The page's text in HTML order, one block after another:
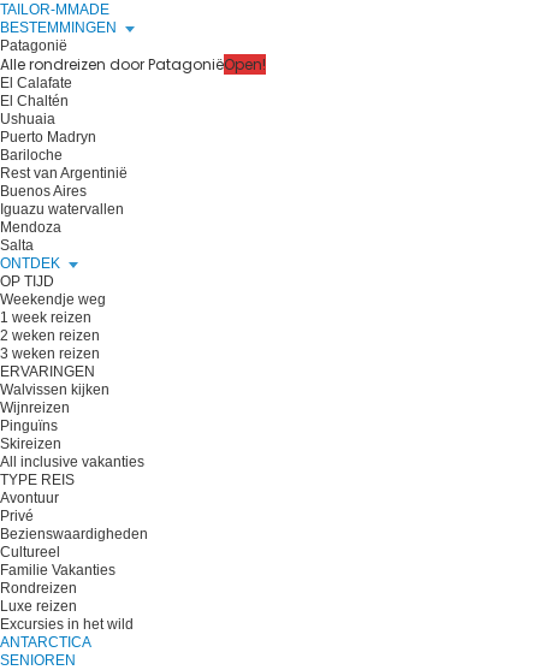
TAILOR-MMADE
BESTEMMINGEN
Patagonië
Alle rondreizen door PatagoniëOpen!
El Calafate
El Chaltén
Ushuaia
Puerto Madryn
Bariloche
Rest van Argentinië
Buenos Aires
Iguazu watervallen
Mendoza
Salta
ONTDEK
OP TIJD
Weekendje weg
1 week reizen
2 weken reizen
3 weken reizen
ERVARINGEN
Walvissen kijken
Wijnreizen
Pinguïns
Skireizen
All inclusive vakanties
TYPE REIS
Avontuur
Privé
Bezienswaardigheden
Cultureel
Familie Vakanties
Rondreizen
Luxe reizen
Excursies in het wild
ANTARCTICA
SENIOREN